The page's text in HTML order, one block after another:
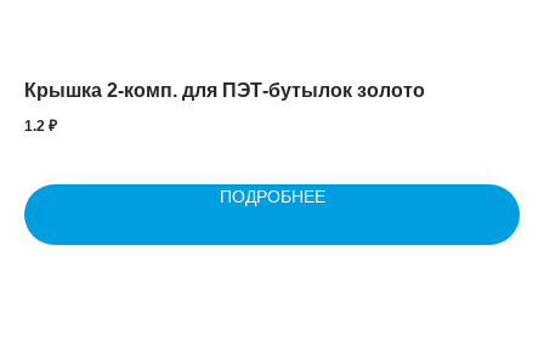
Крышка 2-комп. для ПЭТ-бутылок золото
1.2 ₽
ПОДРОБНЕЕ